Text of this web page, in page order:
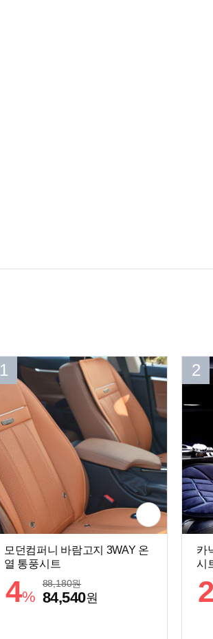
1
모던컴퍼니 바람고지 3WAY 온
열 통풍시트
4%
88,180원
84,540원
2
카
시